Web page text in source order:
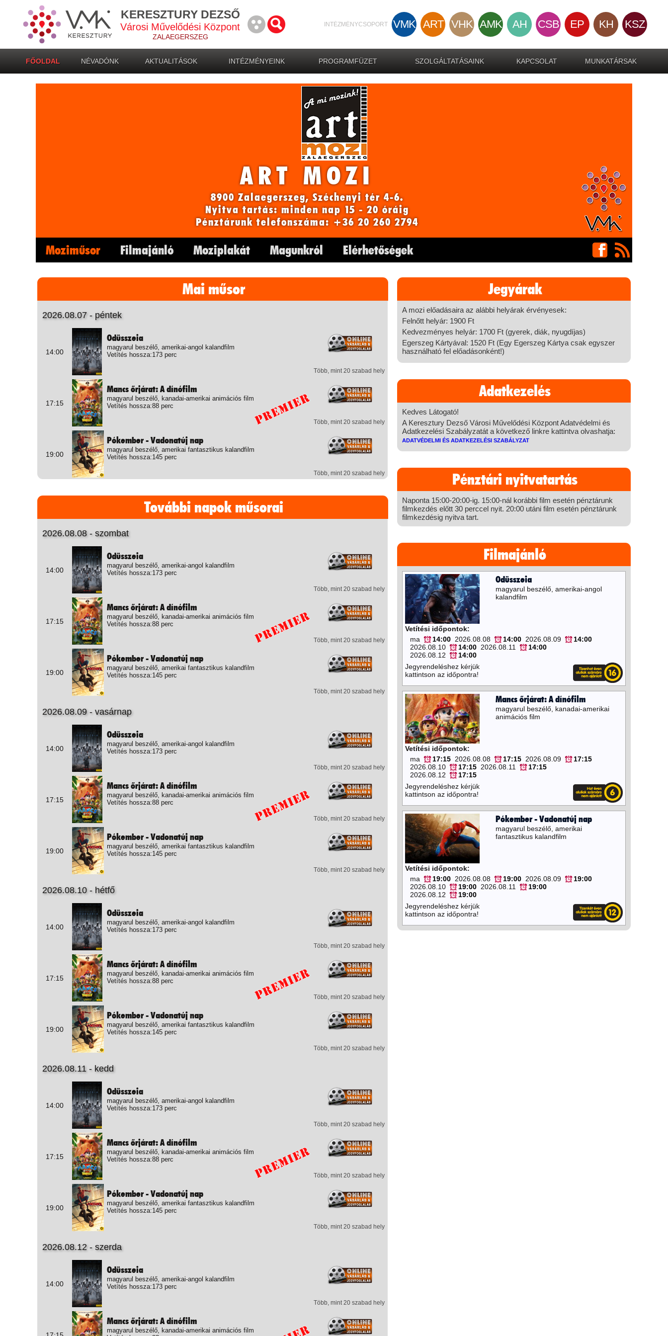
KERESZTURY DEZSŐ
Városi Művelődési Központ
ZALAEGERSZEG
INTÉZMÉNYCSOPORT VMK ART VHK AMK AH CSB EP KH KSZ
FŐOLDAL NÉVADÓNK AKTUALITÁSOK INTÉZMÉNYEINK PROGRAMFÜZET SZOLGÁLTATÁSAINK KAPCSOLAT MUNKATÁRSAK
ART MOZI
8900 Zalaegerszeg, Széchenyi tér 4-6.
Nyitva tartás: minden nap 15 - 20 óráig
Pénztárunk telefonszáma: +36 20 260 2794
Moziműsor Filmajánló Moziplakát Magunkról Elérhetőségek
Mai műsor
2026.08.07 - péntek
14:00
Odüsszeia
magyarul beszélő, amerikai-angol kalandfilm
Vetítés hossza:173 perc
Több, mint 20 szabad hely
17:15
Mancs őrjárat: A dínófilm
magyarul beszélő, kanadai-amerikai animációs film
Vetítés hossza:88 perc
Több, mint 20 szabad hely
19:00
Pókember - Vadonatúj nap
magyarul beszélő, amerikai fantasztikus kalandfilm
Vetítés hossza:145 perc
Több, mint 20 szabad hely
További napok műsorai
2026.08.08 - szombat
14:00
Odüsszeia
magyarul beszélő, amerikai-angol kalandfilm
Vetítés hossza:173 perc
Több, mint 20 szabad hely
17:15
Mancs őrjárat: A dínófilm
magyarul beszélő, kanadai-amerikai animációs film
Vetítés hossza:88 perc
Több, mint 20 szabad hely
19:00
Pókember - Vadonatúj nap
magyarul beszélő, amerikai fantasztikus kalandfilm
Vetítés hossza:145 perc
Több, mint 20 szabad hely
2026.08.09 - vasárnap
14:00
Odüsszeia
magyarul beszélő, amerikai-angol kalandfilm
Vetítés hossza:173 perc
Több, mint 20 szabad hely
17:15
Mancs őrjárat: A dínófilm
magyarul beszélő, kanadai-amerikai animációs film
Vetítés hossza:88 perc
Több, mint 20 szabad hely
19:00
Pókember - Vadonatúj nap
magyarul beszélő, amerikai fantasztikus kalandfilm
Vetítés hossza:145 perc
Több, mint 20 szabad hely
2026.08.10 - hétfő
14:00
Odüsszeia
magyarul beszélő, amerikai-angol kalandfilm
Vetítés hossza:173 perc
Több, mint 20 szabad hely
17:15
Mancs őrjárat: A dínófilm
magyarul beszélő, kanadai-amerikai animációs film
Vetítés hossza:88 perc
Több, mint 20 szabad hely
19:00
Pókember - Vadonatúj nap
magyarul beszélő, amerikai fantasztikus kalandfilm
Vetítés hossza:145 perc
Több, mint 20 szabad hely
2026.08.11 - kedd
14:00
Odüsszeia
magyarul beszélő, amerikai-angol kalandfilm
Vetítés hossza:173 perc
Több, mint 20 szabad hely
17:15
Mancs őrjárat: A dínófilm
magyarul beszélő, kanadai-amerikai animációs film
Vetítés hossza:88 perc
Több, mint 20 szabad hely
19:00
Pókember - Vadonatúj nap
magyarul beszélő, amerikai fantasztikus kalandfilm
Vetítés hossza:145 perc
Több, mint 20 szabad hely
2026.08.12 - szerda
14:00
Odüsszeia
magyarul beszélő, amerikai-angol kalandfilm
Vetítés hossza:173 perc
Több, mint 20 szabad hely
Mancs őrjárat: A dínófilm
magyarul beszélő, kanadai-amerikai animációs film
Jegyárak
A mozi előadásaira az alábbi helyárak érvényesek:
Felnőtt helyár: 1900 Ft
Kedvezményes helyár: 1700 Ft (gyerek, diák, nyugdíjas)
Egerszeg Kártyával: 1520 Ft (Egy Egerszeg Kártya csak egyszer
használható fel előadásonként!)
Adatkezelés
Kedves Látogató!
A Keresztury Dezső Városi Művelődési Központ Adatvédelmi és
Adatkezelési Szabályzatát a következő linkre kattintva olvashatja:
Adatvédelmi és Adatkezelési Szabályzat
Pénztári nyitvatartás
Naponta 15:00-20:00-ig. 15:00-nál korábbi film esetén pénztárunk
filmkezdés előtt 30 perccel nyit. 20:00 utáni film esetén pénztárunk
filmkezdésig nyitva tart.
Filmajánló
Odüsszeia
magyarul beszélő, amerikai-angol
kalandfilm
Vetítési időpontok:
ma
14:00 2026.08.08 14:00 2026.08.09
14:00
2026.08.10
14:00 2026.08.11
14:00
2026.08.12
14:00
Jegyrendeléshez kérjük
kattintson az időpontra!
Mancs őrjárat: A dínófilm
magyarul beszélő, kanadai-amerikai
animációs film
Vetítési időpontok:
ma
17:15 2026.08.08 17:15 2026.08.09
17:15
2026.08.10
17:15 2026.08.11
17:15
2026.08.12
17:15
Jegyrendeléshez kérjük
kattintson az időpontra!
Pókember - Vadonatúj nap
magyarul beszélő, amerikai
fantasztikus kalandfilm
Vetítési időpontok:
ma
19:00 2026.08.08 19:00 2026.08.09
19:00
2026.08.10
19:00 2026.08.11
19:00
2026.08.12
19:00
Jegyrendeléshez kérjük
kattintson az időpontra!